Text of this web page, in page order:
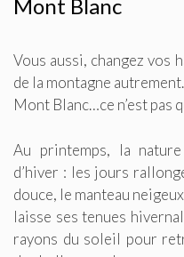
Mont Blanc
Vous aussi, changez vos
de la montagne
Mont Blanc…ce n’est pas
Au printemps, la
d’hiver : les jours
douce, le manteau
laisse ses tenues
rayons du soleil pour